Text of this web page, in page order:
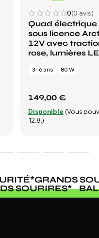
0(0 avis)
Quad
sous licence
12V avec
rose, lumières
3 - 6 ans 80 W
149,00 €
Disponible (Vous
12.8.)
*GRANDS
SOURIRES*